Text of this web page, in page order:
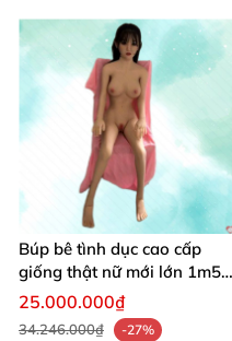
Búp bê tình dục cao cấp
giống thật nữ mới lớn 1m50
silicon
25.000.000₫
34.246.000₫
-27%